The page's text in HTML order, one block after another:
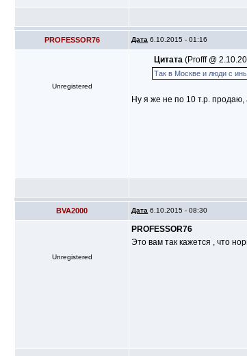
PROFESSOR76 Дата 6.10.2015 - 01:16
Unregistered
Цитата(Profff @
Так в Москве и люди с
Ну я же не по 10 т.р.
BVA2000 Дата 6.10.2015 - 08:30
Unregistered
PROFESSOR76
Это вам так кажется , что